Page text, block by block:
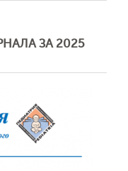
ЗА 2025